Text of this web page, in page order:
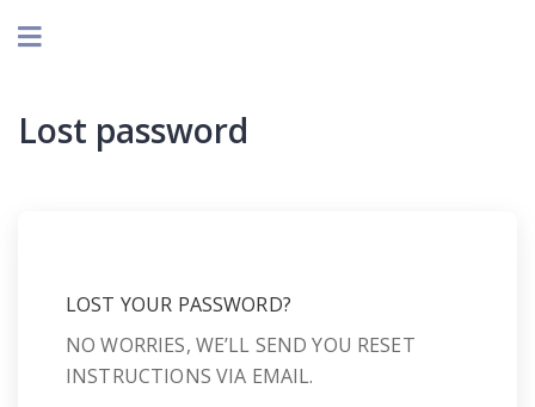
Lost password
LOST YOUR PASSWORD?
NO WORRIES, WE’LL SEND YOU RESET
INSTRUCTIONS VIA EMAIL.